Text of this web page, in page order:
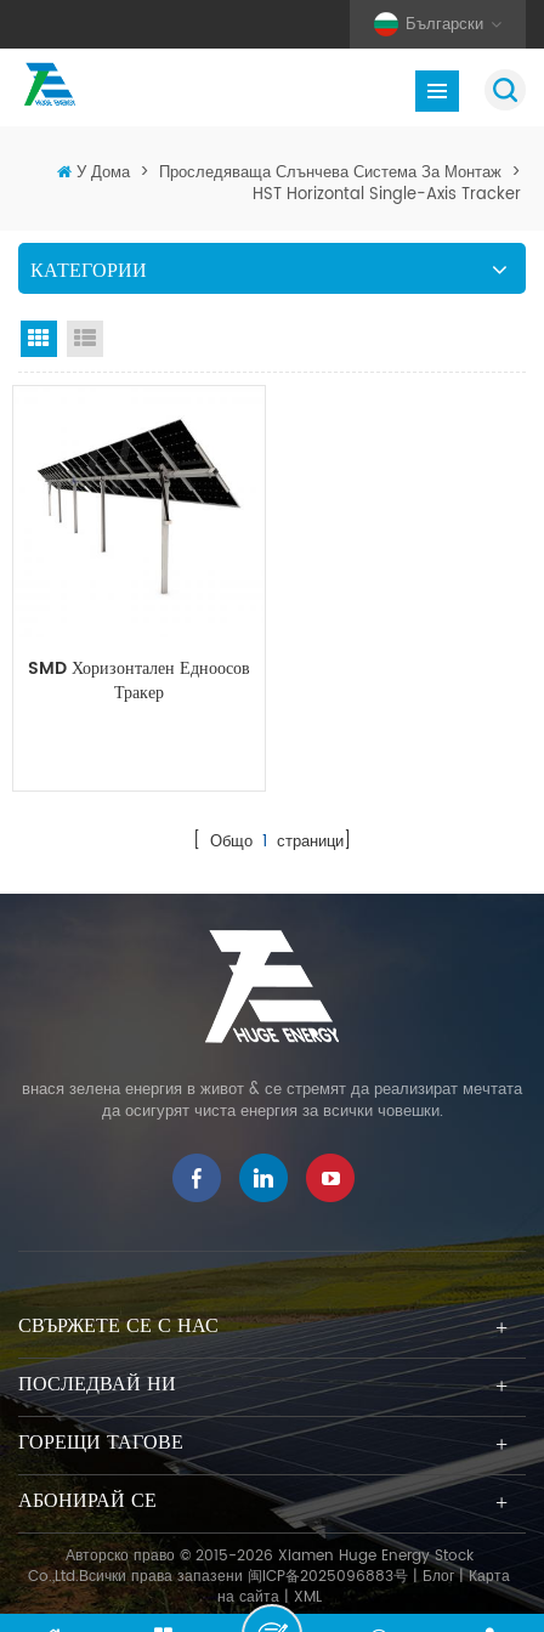
Български
У Дома > Проследяваща Слънчева Система За Монтаж >
HST Horizontal Single-Axis Tracker
КАТЕГОРИИ
Изглед на мрежата
SMD Хоризонтален Едноосов
Тракер
[ Общо 1 страници]
внася зелена енергия в живот & се стремят да реализират мечтата
да осигурят чиста енергия за всички човешки.
СВЪРЖЕТЕ СЕ С НАС
ПОСЛЕДВАЙ НИ
ГОРЕЩИ ТАГОВЕ
АБОНИРАЙ СЕ
Авторско право © 2015-2026 Xiamen Huge Energy Stock
Co.,Ltd.Всички права запазени 闽ICP备2025096883号 | Блог|Карта
на сайта| XML